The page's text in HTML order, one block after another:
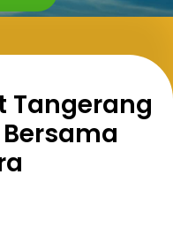
Tangerang